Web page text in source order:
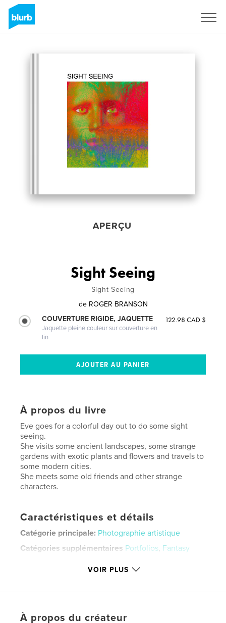
APERÇU
Sight Seeing
Sight Seeing
de ROGER BRANSON
COUVERTURE RIGIDE, JAQUETTE
Jaquette pleine couleur sur couverture en
lin
122.98 CAD $
À propos du livre
Eve goes for a colorful day out to do some sight
seeing.
She visits some ancient landscapes, some strange
gardens with exotic plants and flowers and travels to
some modern cities.
She meets some old friends and other strange
characters.
Caractéristiques et détails
Catégorie principale: Photographie artistique
Catégories supplémentaires Portfolios, Fantasy
Date de publication:oct 17, 2019
VOIR PLUS
À propos du créateur